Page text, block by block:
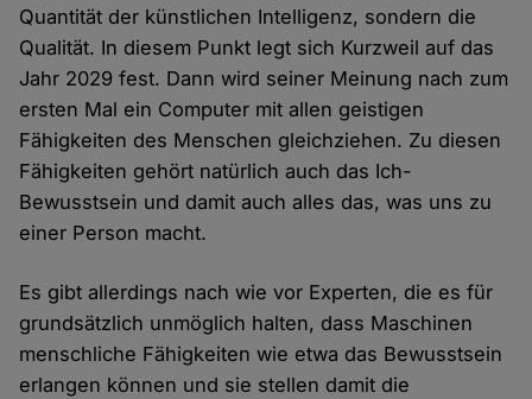
Quantität der künstlichen Intelligenz, sondern die
Qualität. In diesem Punkt legt sich Kurzweil auf das
Jahr 2029 fest. Dann wird seiner Meinung nach zum
ersten Mal ein Computer mit allen geistigen
Fähigkeiten des Menschen gleichziehen. Zu diesen
Fähigkeiten gehört natürlich auch das Ich-
Bewusstsein und damit auch alles das, was uns zu
einer Person macht.
Es gibt allerdings nach wie vor Experten, die es für
grundsätzlich unmöglich halten, dass Maschinen
menschliche Fähigkeiten wie etwa das Bewusstsein
erlangen können und sie stellen damit die